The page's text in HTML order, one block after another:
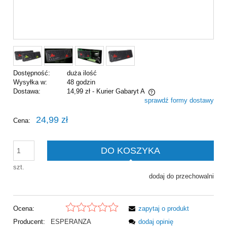
Dostępność:
duża ilość
Wysyłka w:
48 godzin
Dostawa:
14,99 zł - Kurier Gabaryt A
Cena nie zawiera ewentualnych kosztów płatnościsprawdź formy dostawy
Cena: 24,99 zł
szt.
DO KOSZYKA
dodaj do przechowalni
Ocena:
Producent:
ESPERANZA
zapytaj o produkt
dodaj opinię